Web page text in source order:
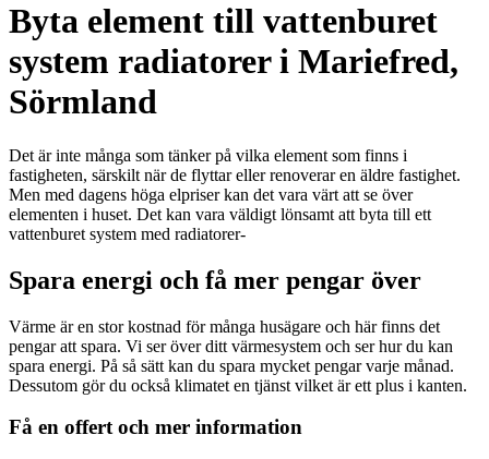
Byta element till vattenburet
system radiatorer i Mariefred,
Sörmland
Det är inte många som tänker på vilka element som finns i
fastigheten, särskilt när de flyttar eller renoverar en äldre fastighet.
Men med dagens höga elpriser kan det vara värt att se över
elementen i huset. Det kan vara väldigt lönsamt att byta till ett
vattenburet system med radiatorer-
Spara energi och få mer pengar över
Värme är en stor kostnad för många husägare och här finns det
pengar att spara. Vi ser över ditt värmesystem och ser hur du kan
spara energi. På så sätt kan du spara mycket pengar varje månad.
Dessutom gör du också klimatet en tjänst vilket är ett plus i kanten.
Få en offert och mer information